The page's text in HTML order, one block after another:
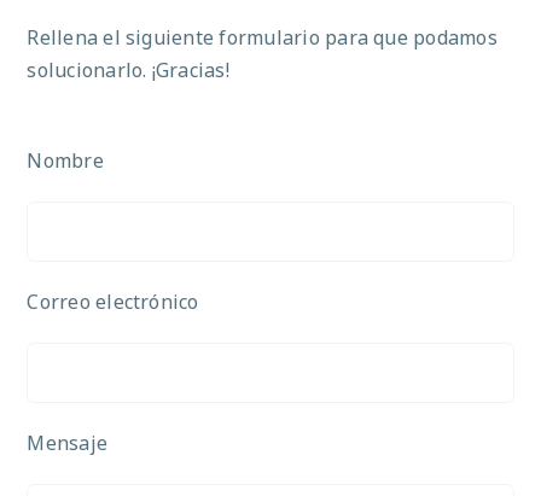
Rellena el siguiente formulario para que podamos
solucionarlo. ¡Gracias!
Nombre
Correo electrónico
Mensaje